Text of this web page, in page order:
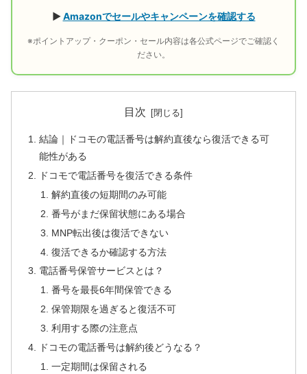
▶Amazonでセールやキャンペーンを確認する
※ポイントアップ・クーポン・セール内容は各公式ページでご確認く
ださい。
目次
結論｜ドコモの電話番号は解約直後なら復活できる可
能性がある
ドコモで電話番号を復活できる条件
解約直後の短期間のみ可能
番号がまだ保留状態にある場合
MNP転出後は復活できない
復活できるか確認する方法
電話番号保管サービスとは？
番号を最長6年間保管できる
保管期限を過ぎると復活不可
利用する際の注意点
ドコモの電話番号は解約後どうなる？
一定期間は保留される